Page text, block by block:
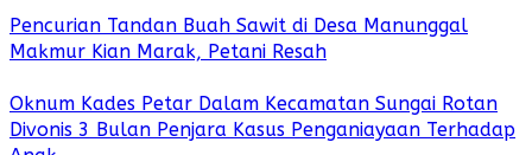
Pencurian Tandan Buah Sawit di Desa Manunggal
Makmur Kian Marak, Petani Resah
Oknum Kades Petar Dalam Kecamatan Sungai Rotan
Divonis 3 Bulan Penjara Kasus Penganiayaan Terhadap